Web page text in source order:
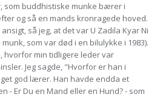
som buddhistiske munke bærer i
og så en mands kronragede hoved.
så jeg, at det var U Zadila Kyar Ni
som var død i en bilulykke i 1983).
hvorfor min tidligere leder var
Jeg sagde, "Hvorfor er han i
god lærer. Han havde endda et
- Er Du en Mand eller en Hund? - som